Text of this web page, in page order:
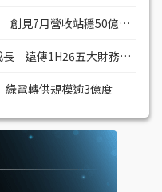
AI推升高階記憶體需求續強 創見7月營收站穩50億大關
受惠5G升級、智慧資通訊成長 遠傳1H26五大財務指標寫新高
電轉供規模逾3億度